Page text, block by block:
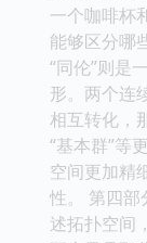
一个咖啡杯
能够区分哪
“同伦”则是
形。两个连
相互转化，
“基本群”等
空间更加精
性。 第四部
述拓扑空间